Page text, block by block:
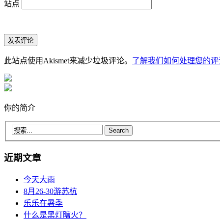
站点
此站点使用Akismet来减少垃圾评论。 了解我们如何处理您的
你的简介
近期文章
今天大雨
8月26-30游苏杭
乐乐在暑季
什么是黑灯瞎火？